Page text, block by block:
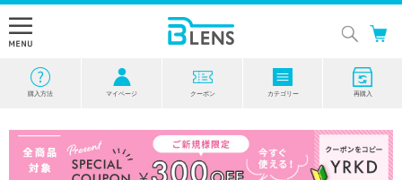
購入方法 マイページ クーポン カテゴリー 再購入